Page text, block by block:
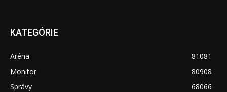
KATEGÓRIE
Aréna
81081
Monitor
80908
Správy
68066